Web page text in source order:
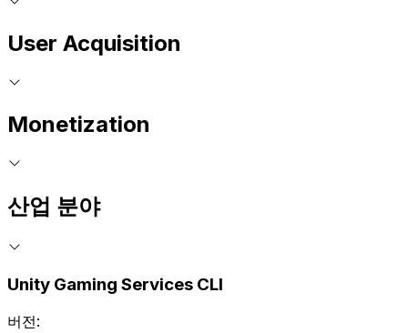
User Acquisition
Monetization
산업 분야
Unity Gaming Services CLI
버전: